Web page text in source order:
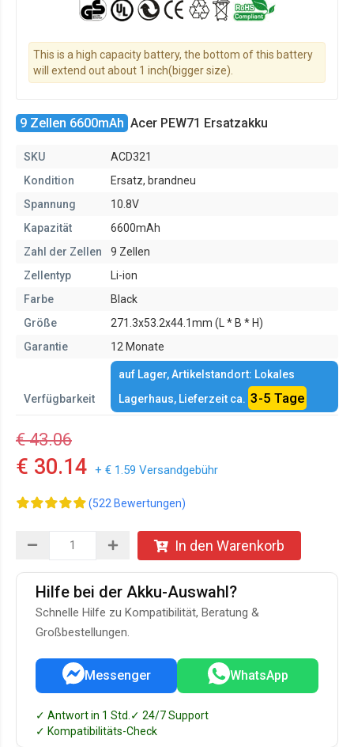
This is a high capacity battery, the bottom of this battery
will extend out about 1 inch(bigger size).
9 Zellen 6600mAh Acer PEW71 Ersatzakku
SKU
ACD321
Kondition
Ersatz, brandneu
Spannung
10.8V
Kapazität
6600mAh
Zahl der Zellen
9 Zellen
Zellentyp
Li-ion
Farbe
Black
Größe
271.3x53.2x44.1mm (L * B * H)
Garantie
12 Monate
Verfügbarkeit
auf Lager, Artikelstandort: Lokales
Lagerhaus, Lieferzeit ca. 3-5 Tage
€ 43.06
€ 30.14 + € 1.59 Versandgebühr
(522 Bewertungen)
In den Warenkorb
Hilfe bei der Akku-Auswahl?
Schnelle Hilfe zu Kompatibilität, Beratung &
Großbestellungen.
Messenger WhatsApp
✓ Antwort in 1 Std. ✓ 24/7 Support
✓ Kompatibilitäts-Check